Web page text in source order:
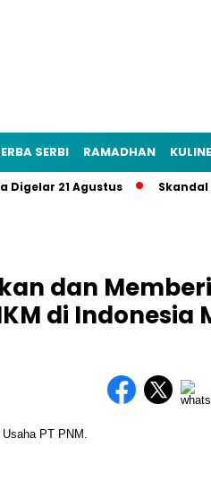
SERBI RAMADHAN
21 Agustus Skandal Air
dan
di Indonesia